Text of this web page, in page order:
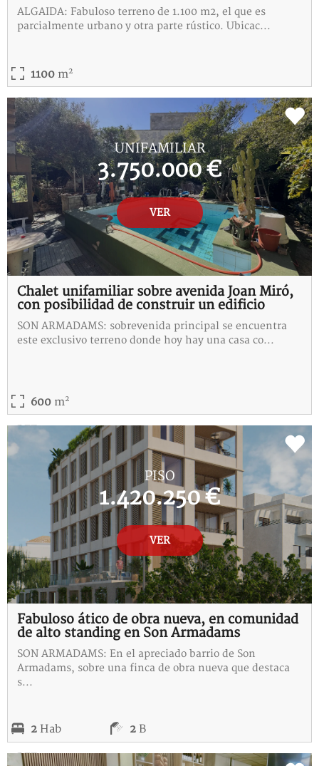
ALGAIDA: Fabuloso terreno de 1.100 m2, el que es
parcialmente urbano y otra parte rústico. Ubicac...
REF:3-115313-I
1100 m2
UNIFAMILIAR
3.750.000 €
VER
Chalet unifamiliar sobre avenida Joan Miró,
con posibilidad de construir un edificio
SON ARMADAMS: sobrevenida principal se encuentra
este exclusivo terreno donde hoy hay una casa co...
REF:B-115312-I
600 m2
PISO
1.420.250 €
VER
Fabuloso ático de obra nueva, en comunidad
de alto standing en Son Armadams
SON ARMADAMS: En el apreciado barrio de Son
Armadams, sobre una finca de obra nueva que destaca
s...
REF:B-115304-I
2 Hab 2 B